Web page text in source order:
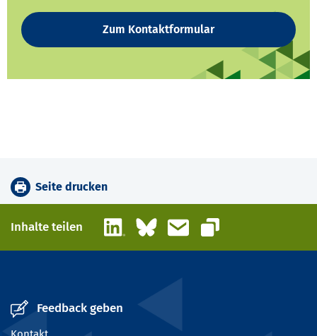
Zum Kontaktformular
Seite drucken
Inhalte teilen LinkedInBlueskyE-Mail
Link kopieren
Feedback geben